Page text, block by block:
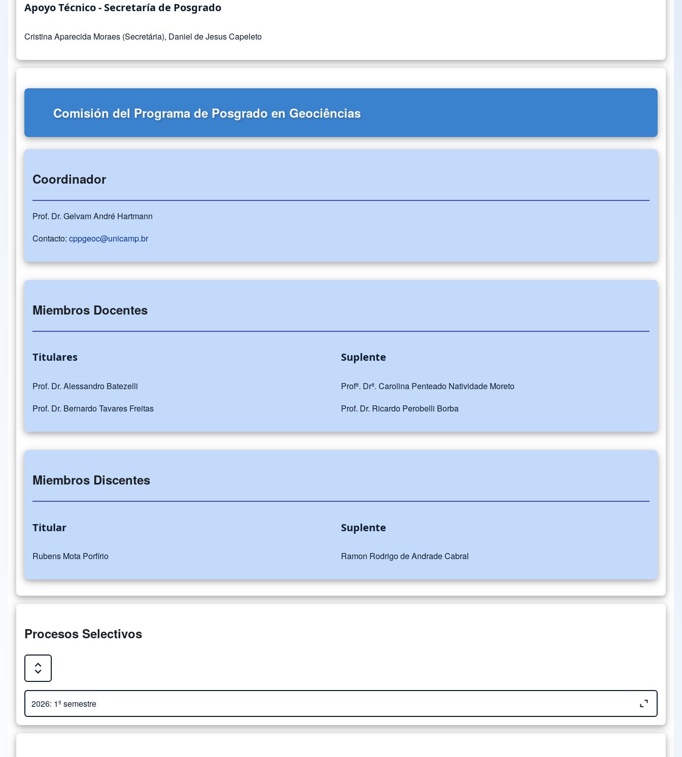
Apoyo Técnico - Secretaría de Posgrado
Cristina Aparecida Moraes (Secretária), Daniel de Jesus Capeleto
Comisión del Programa de Posgrado en Geociências
Coordinador
Prof. Dr. Gelvam André Hartmann
Contacto: cppgeoc@unicamp.br
Miembros Docentes
Titulares
Prof. Dr. Alessandro Batezelli
Prof. Dr. Bernardo Tavares Freitas
Suplente
Profª. Drª. Carolina Penteado Natividade Moreto
Prof. Dr. Ricardo Perobelli Borba
Miembros Discentes
Titular
Rubens Mota Porfírio
Suplente
Ramon Rodrigo de Andrade Cabral
Procesos Selectivos
Expand or Collapse all sections
2026: 1º semestre
Close or Open tab vvja-pane-91700368-1-pane